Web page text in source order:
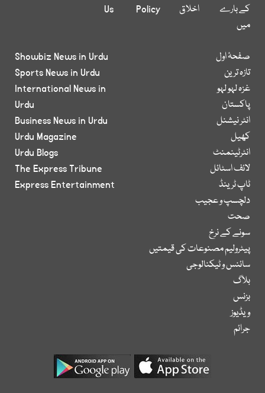
کے بارے
میں
اخلاق
Policy
Us
صفحۂ اول
تازہ ترین
غزہ لہو لہو
پاکستان
انٹر نیشنل
کھیل
انٹرٹینمنٹ
لائف اسٹائل
ٹاپ ٹرینڈ
دلچسپ و عجیب
صحت
سونے کے نرخ
پیٹرولیم مصنوعات کی قیمتیں
سائنس و ٹیکنالوجی
بلاگ
بزنس
ویڈیوز
جرائم
Showbiz News in Urdu
Sports News in Urdu
International News in
Urdu
Business News in Urdu
Urdu Magazine
Urdu Blogs
The Express Tribune
Express Entertainment